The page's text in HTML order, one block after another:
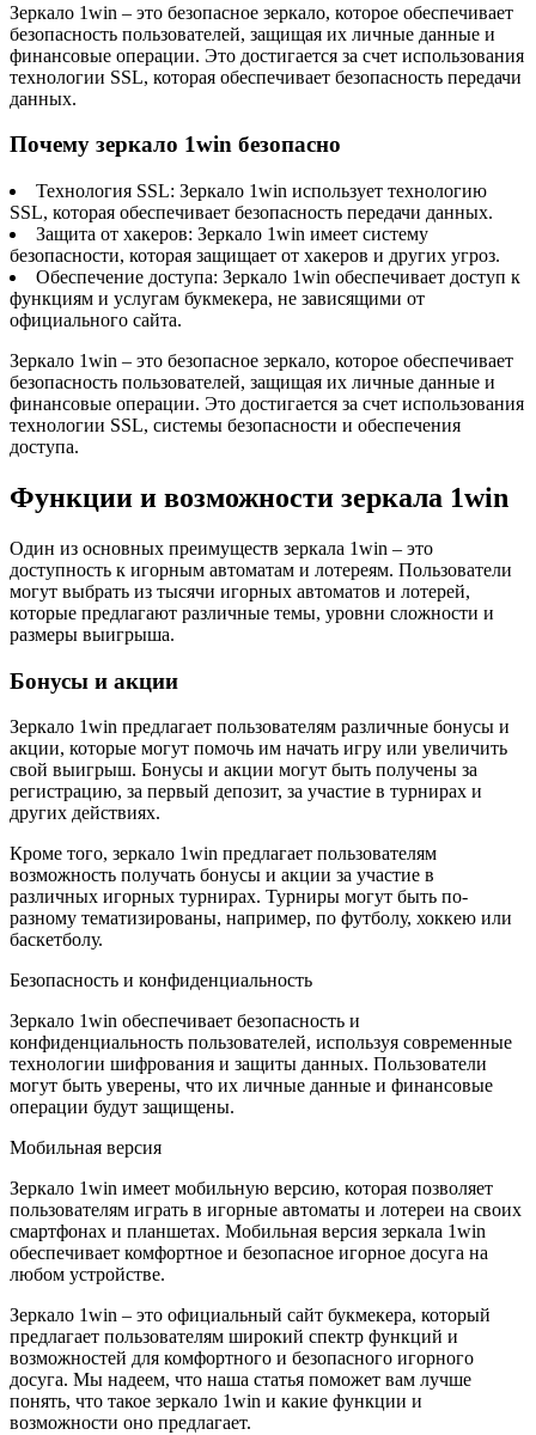
Зеркало 1win – это безопасное зеркало, которое обеспечивает
безопасность пользователей, защищая их личные данные и
финансовые операции. Это достигается за счет использования
технологии SSL, которая обеспечивает безопасность передачи
данных.
Почему зеркало 1win безопасно
Технология SSL: Зеркало 1win использует технологию
SSL, которая обеспечивает безопасность передачи данных.
Защита от хакеров: Зеркало 1win имеет систему
безопасности, которая защищает от хакеров и других угроз.
Обеспечение доступа: Зеркало 1win обеспечивает доступ к
функциям и услугам букмекера, не зависящими от
официального сайта.
Зеркало 1win – это безопасное зеркало, которое обеспечивает
безопасность пользователей, защищая их личные данные и
финансовые операции. Это достигается за счет использования
технологии SSL, системы безопасности и обеспечения
доступа.
Функции и возможности зеркала 1win
Один из основных преимуществ зеркала 1win – это
доступность к игорным автоматам и лотереям. Пользователи
могут выбрать из тысячи игорных автоматов и лотерей,
которые предлагают различные темы, уровни сложности и
размеры выигрыша.
Бонусы и акции
Зеркало 1win предлагает пользователям различные бонусы и
акции, которые могут помочь им начать игру или увеличить
свой выигрыш. Бонусы и акции могут быть получены за
регистрацию, за первый депозит, за участие в турнирах и
других действиях.
Кроме того, зеркало 1win предлагает пользователям
возможность получать бонусы и акции за участие в
различных игорных турнирах. Турниры могут быть по-
разному тематизированы, например, по футболу, хоккею или
баскетболу.
Безопасность и конфиденциальность
Зеркало 1win обеспечивает безопасность и
конфиденциальность пользователей, используя современные
технологии шифрования и защиты данных. Пользователи
могут быть уверены, что их личные данные и финансовые
операции будут защищены.
Мобильная версия
Зеркало 1win имеет мобильную версию, которая позволяет
пользователям играть в игорные автоматы и лотереи на своих
смартфонах и планшетах. Мобильная версия зеркала 1win
обеспечивает комфортное и безопасное игорное досуга на
любом устройстве.
Зеркало 1win – это официальный сайт букмекера, который
предлагает пользователям широкий спектр функций и
возможностей для комфортного и безопасного игорного
досуга. Мы надеем, что наша статья поможет вам лучше
понять, что такое зеркало 1win и какие функции и
возможности оно предлагает.